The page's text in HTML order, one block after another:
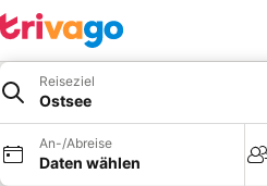
Reiseziel
Ostsee
An-/Abreise
Daten wählen